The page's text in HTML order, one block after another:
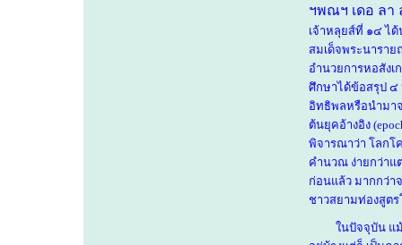
ฯพณฯ เดอ ลา
เจ้าหลุยส์ที่ ๑๔ ได้
สมเด็จพระนารา
อำนวยการหอสัง
ศึกษาได้ข้อสรุป ๔
อิทธิพลหรือนำมา
ต้นยุคอ้างอิง (
พิจารณาว่า โลกโ
คำนวณ ง่ายกว่าแ
ก่อนแล้ว มากกว่า
ชาวสยามท่องสูต
ในปัจจุบัน แม้